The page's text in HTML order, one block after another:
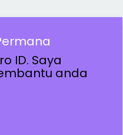
ID. Saya
anda